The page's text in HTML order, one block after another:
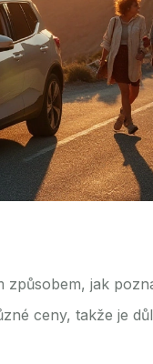
způsobem, jak
ceny, takže je